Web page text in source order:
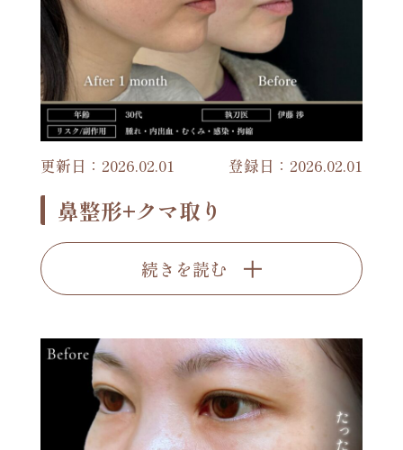
更新日：2026.02.01 登録日：2026.02.01
鼻整形+クマ取り
続きを読む